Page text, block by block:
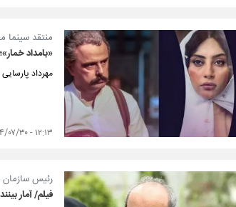
منتقد سینما
«بامداد
مهرداد
۱۲:۱۳ - ۱۴۰۴/۰۷/۳۰
رئیس
فیلم/ آمار